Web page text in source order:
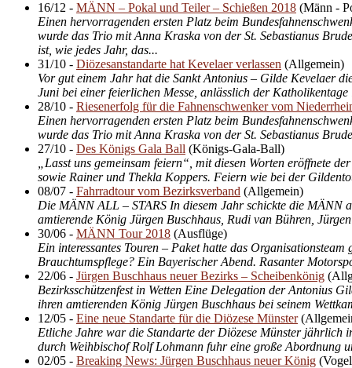
16/12 - MÄNN – Pokal und Teiler – Schießen 2018 (Männ -
Einen hervorragenden ersten Platz beim
wurde das Trio mit Anna Kraska von der St. Sebastianus
ist, wie jedes Jahr, das...
31/10 - Diözesanstandarte hat Kevelaer verlassen (Allgemein)
Vor gut einem Jahr hat die Sankt Antonius – Gilde Kevelaer
Juni bei einer feierlichen Messe, anlässlich der
28/10 - Riesenerfolg für die Fahnen­schwenker vom
Einen hervorragenden ersten Platz beim
wurde das Trio mit Anna Kraska von der St. Sebastianus
27/10 - Des Königs Gala Ball (Königs-Gala-Ball)
„Lasst uns gemeinsam feiern“, mit diesen Worten eröffnete
sowie Rainer und Thekla Koppers. Feiern wie bei der
08/07 - Fahrradtour vom Bezirksverband (Allgemein)
Die MÄNN ALL – STARS In diesem Jahr schickte die MÄNN
amtierende König Jürgen Buschhaus, Rudi van Bühren,
30/06 - MÄNN Tour 2018 (Ausflüge)
Ein interessantes Touren – Paket hatte das
Brauchtums­pflege? Ein Baye­rischer Abend. Rasanter
22/06 - Jürgen Buschhaus neuer Bezirks – Scheibenkönig (
Bezirksschützenfest in Wetten Eine Delegation der Antonius
ihren amtierenden König Jürgen Buschhaus bei seinem
12/05 - Eine neue Standarte für die Diözese Münster (
Etliche Jahre war die Standarte der Diözese Münster jährlich
durch Weihbischof Rolf Lohmann fuhr eine große Abordnung
02/05 - Breaking News: Jürgen Buschhaus neuer König (